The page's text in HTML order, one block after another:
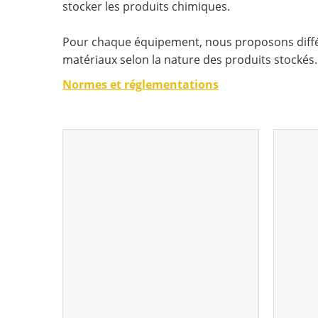
stocker les produits chimiques.
Pour chaque équipement, nous proposons
matériaux selon la nature des produits stockés.
Normes et réglementations